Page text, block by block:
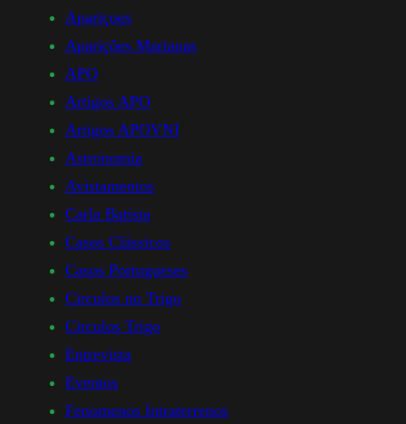
Apariçoes
Aparições Marianas
APO
Artigos APO
Artigos APOVNI
Astronomia
Avistamentos
Carla Batista
Casos Clássicos
Casos Portugueses
Circulos no Trigo
Circulos Trigo
Entrevista
Eventos
Fenomenos Intraterrenos